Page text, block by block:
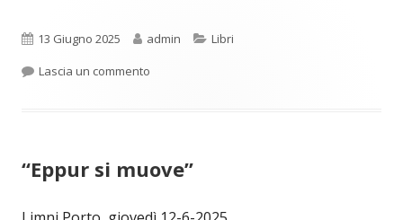
Pubblicato
13 Giugno 2025 Autore
admin Categorie
Libri
Lascia un commento
“Eppur si muove”